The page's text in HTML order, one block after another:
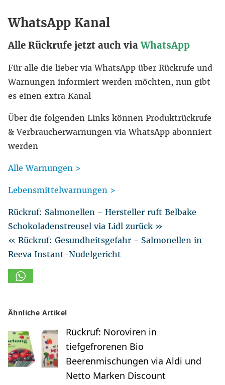
WhatsApp Kanal
Alle Rückrufe jetzt auch viaWhatsApp
Für alle die lieber via WhatsApp über Rückrufe und
Warnungen informiert werden möchten, nun gibt
es einen extra Kanal
Über die folgenden Links können Produktrückrufe
& Verbraucherwarnungen via WhatsApp abonniert
werden
Alle Warnungen >
Lebensmittelwarnungen >
Rückruf: Salmonellen - Hersteller ruft Belbake
Schokoladenstreusel via Lidl zurück »
« Rückruf: Gesundheitsgefahr - Salmonellen in
Reeva Instant-Nudelgericht
Ähnliche Artikel
Rückruf: Noroviren in
tiefgefrorenen Bio
Beerenmischungen via Aldi und
Netto Marken Discount